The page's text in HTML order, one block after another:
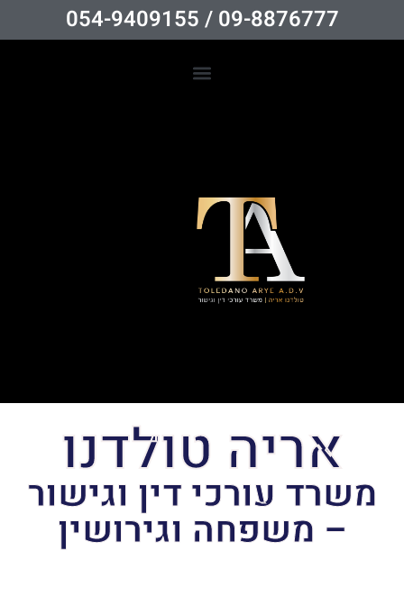
09-8876777 / 054-9409155
אריה טולדנו
משרד עורכי דין וגישור
– משפחה וגירושין